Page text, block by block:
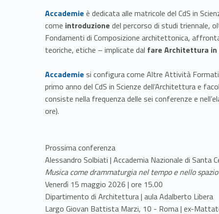
Link identifier #identifier__123250-1
Accademie è dedicata alle matricole del CdS in
come introduzione del percorso di studi triennale,
Fondamenti di Composizione architettonica,
teoriche, etiche – implicate dal fare Architettura in
Link identifier #identifier__80199-2
Accademie si configura come Altre Attività
primo anno del CdS in Scienze dell’Architettura e
consiste nella frequenza delle sei conferenze e
ore).
Prossima conferenza
Alessandro Solbiati | Accademia Nazionale di Santa
Musica come drammaturgia nel tempo e nello spazio
Venerdì 15 maggio 2026 | ore 15.00
Dipartimento di Architettura | aula Adalberto Libera
Largo Giovan Battista Marzi, 10 - Roma | ex-